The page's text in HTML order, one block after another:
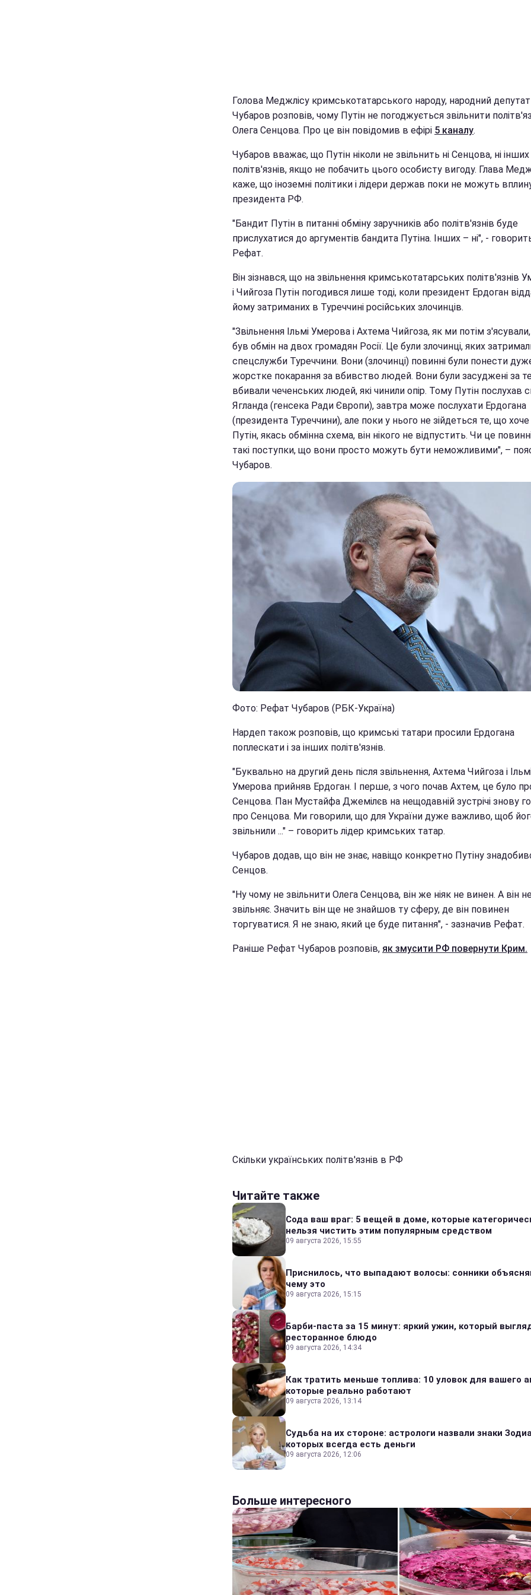
Голова Меджлісу кримськотатарського народу, народний
Чубаров розповів, чому Путін не погоджується звільнити
Олега Сенцова. Про це він повідомив в ефірі 5 каналу.
Чубаров вважає, що Путін ніколи не звільнить ні Сенцова, ні інших
політв'язнів, якщо не побачить цього особисту вигоду. Глава
каже, що іноземні політики і лідери держав поки не можуть
президента РФ.
"Бандит Путін в питанні обміну заручників або політв'язнів буде
прислухатися до аргументів бандита Путіна. Інших – ні", -
Рефат.
Він зізнався, що на звільнення кримськотатарських політв'язнів
і Чийгоза Путін погодився лише тоді, коли президент Ердоган
йому затриманих в Туреччині російських злочинців.
"Звільнення Ільмі Умерова і Ахтема Чийгоза, як ми потім
був обмін на двох громадян Росії. Це були злочинці, яких
спецслужби Туреччини. Вони (злочинці) повинні були понести
жорстке покарання за вбивство людей. Вони були засуджені за
вбивали чеченських людей, які чинили опір. Тому Путін послухав
Ягланда (генсека Ради Європи), завтра може послухати Ердогана
(президента Туреччини), але поки у нього не зійдеться те, що
Путін, якась обмінна схема, він нікого не відпустить. Чи це
такі поступки, що вони просто можуть бути неможливими", –
Чубаров.
Фото: Рефат Чубаров (РБК-Україна)
Нардеп також розповів, що кримські татари просили Ердогана
поплескати і за інших політв'язнів.
"Буквально на другий день після звільнення, Ахтема Чийгоза і
Умерова прийняв Ердоган. І перше, з чого почав Ахтем, це було
Сенцова. Пан Мустайфа Джемілєв на нещодавній зустрічі знову
про Сенцова. Ми говорили, що для України дуже важливо, щоб
звільнили ..." – говорить лідер кримських татар.
Чубаров додав, що він не знає, навіщо конкретно Путіну
Сенцов.
"Ну чому не звільнити Олега Сенцова, він же ніяк не винен. А він
звільняє. Значить він ще не знайшов ту сферу, де він повинен
торгуватися. Я не знаю, який це буде питання", - зазначив Рефат.
Раніше Рефат Чубаров розповів, як змусити РФ повернути Крим.
Скільки українських політв'язнів в РФ
Читайте также
Сода ваш враг: 5 вещей в доме, которые
нельзя чистить этим популярным средством
09 августа 2026, 15:55
Приснилось, что выпадают волосы: сонники
чему это
09 августа 2026, 15:15
Барби-паста за 15 минут: яркий ужин, который
ресторанное блюдо
09 августа 2026, 14:34
Как тратить меньше топлива: 10 уловок для вашего
которые реально работают
09 августа 2026, 13:14
Судьба на их стороне: астрологи назвали знаки
которых всегда есть деньги
09 августа 2026, 12:06
Больше интересного